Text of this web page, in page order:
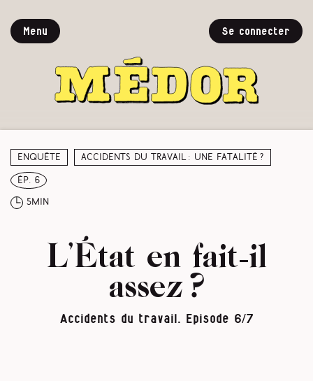
Menu Se connecter
Enquête Accidents du travail : une fatalité ?
ép. 6
5min
L’État en fait-il
assez ?
Accidents du travail. Episode 6/7